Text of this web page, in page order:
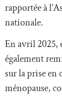
rapportée à
nationale.
En avril 2025,
également
sur la prise en
ménopause,